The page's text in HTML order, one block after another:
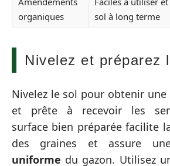
organiques
sol à long terme
Nivelez et préparez
Nivelez le sol pour obtenir une
et prête à recevoir les
surface bien préparée facilite
des graines et assure
uniforme du gazon. Utilisez